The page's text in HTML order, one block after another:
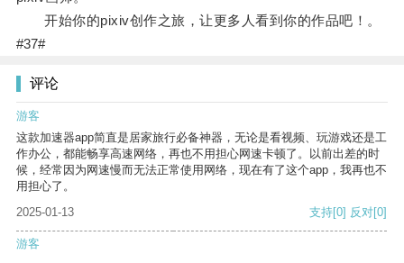
开始你的pixiv创作之旅，让更多人看到你的作品吧！。
#37#
评论
游客
这款加速器app简直是居家旅行必备神器，无论是看视频、玩游戏还是工
作办公，都能畅享高速网络，再也不用担心网速卡顿了。以前出差的时
候，经常因为网速慢而无法正常使用网络，现在有了这个app，我再也不
用担心了。
2025-01-13
支持[0] 反对[0]
游客